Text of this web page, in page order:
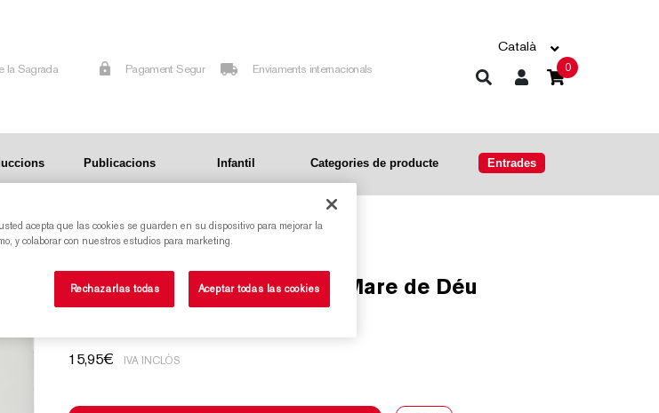
la Sagrada
Pagament Segur Enviaments internacionals
Català
0
Publicacions Infantil Categories de producte Entrades
Origami de l'Estrella de la Mare de Déu
15,95€ IVA INCLÒS
acepta que las cookies se guarden en su dispositivo para mejorar la
y colaborar con nuestros estudios para marketing.
Rechazarlas todas Aceptar todas las cookies